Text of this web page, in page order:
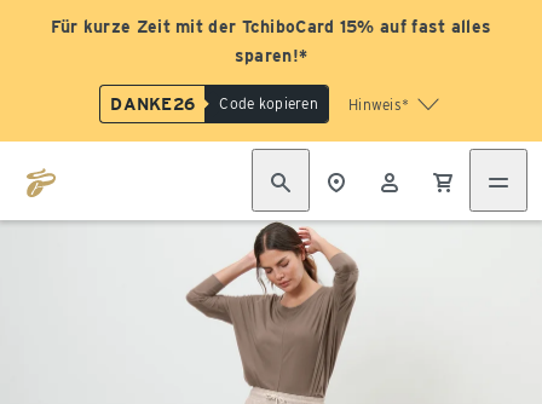
Für kurze Zeit mit der TchiboCard 15% auf fast alles
sparen!*
DANKE26 Code kopieren Hinweis*